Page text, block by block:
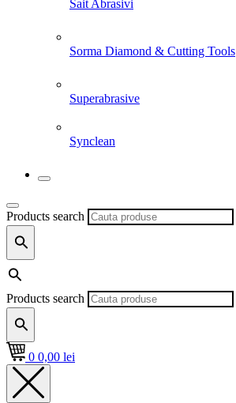
Sait Abrasivi
Sorma Diamond & Cutting Tools
Superabrasive
Synclean
Products search
Products search
0 0,00 lei